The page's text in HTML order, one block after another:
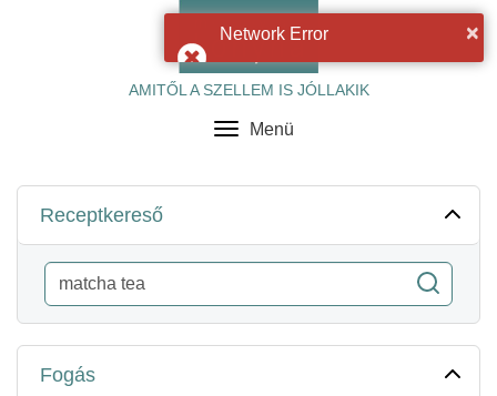
AMITŐL A SZELLEM IS JÓLLAKIK
Toggle
Menü
Receptkereső
Fogás
×
Network Error